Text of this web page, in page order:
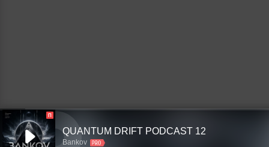
П
QUANTUM DRIFT PODCAST 12
Bankov